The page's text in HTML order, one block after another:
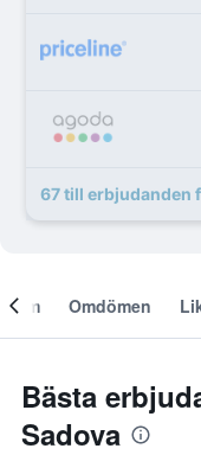
67 till erbjudanden
Om Omdömen
Bästa
Sadova